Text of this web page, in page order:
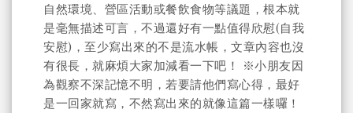
自然環境、營區活動或餐飲食物等議題，根本就
是毫無描述可言，不過還好有一點值得欣慰(自我
安慰)，至少寫出來的不是流水帳，文章內容也沒
有很長，就麻煩大家加減看一下吧！ ※小朋友因
為觀察不深記憶不明，若要請他們寫心得，最好
是一回家就寫，不然寫出來的就像這篇一樣囉！